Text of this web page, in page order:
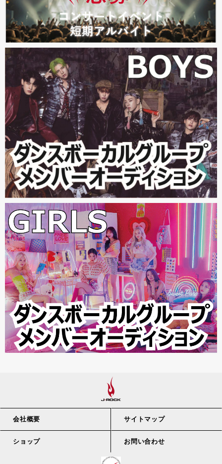
会社概要 サイトマップ
ショップ お問い合わせ